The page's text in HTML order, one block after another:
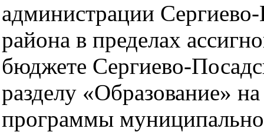
администрации
района в пределах
бюджете Сергиево-
разделу «Образование»
программы